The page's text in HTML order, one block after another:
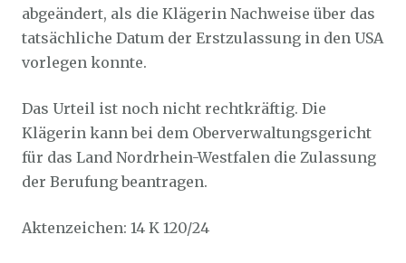
abgeändert, als die Klägerin Nachweise über das
tatsächliche Datum der Erstzulassung in den USA
vorlegen konnte.
Das Urteil ist noch nicht rechtkräftig. Die
Klägerin kann bei dem Oberverwaltungsgericht
für das Land Nordrhein-Westfalen die Zulassung
der Berufung beantragen.
Aktenzeichen: 14 K 120/24